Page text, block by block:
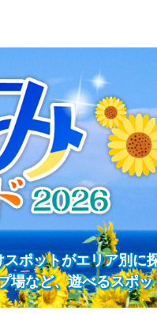
ポットがエリア別に
場など、遊べるスポ